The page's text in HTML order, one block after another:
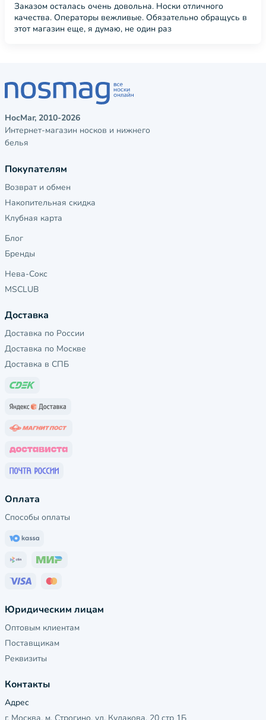
Заказом осталась очень довольна. Носки отличного
качества. Операторы вежливые. Обязательно обращусь в
этот магазин еще, я думаю, не один раз
НосМаг, 2010-2026
Интернет-магазин носков и нижнего
белья
Покупателям
Возврат и обмен
Накопительная скидка
Клубная карта
Блог
Бренды
Нева-Сокс
MSCLUB
Доставка
Доставка по России
Доставка по Москве
Доставка в СПБ
Оплата
Способы оплаты
Юридическим лицам
Оптовым клиентам
Поставщикам
Реквизиты
Контакты
Адрес